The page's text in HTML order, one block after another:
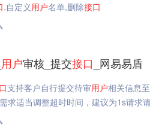
,自定义用户名单,删除接口
用户审核_提交接口 _网易易盾
支持客户自行提交待审用户相关信息
求适当调整超时时间，建议为1s请求